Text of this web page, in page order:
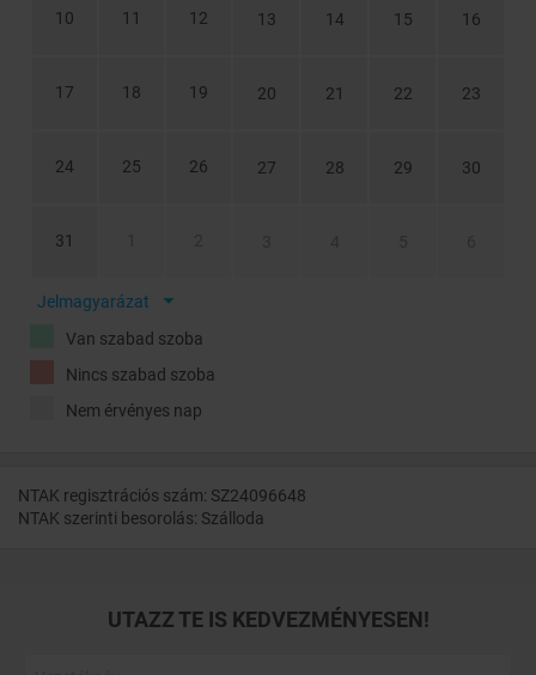
10 11 12 13 14 15 16
17 18 19 20 21 22 23
24 25 26 27 28 29 30
31
Jelmagyarázat
Van szabad szoba
Nincs szabad szoba
Nem érvényes nap
NTAK regisztrációs szám: SZ24096648
NTAK szerinti besorolás: Szálloda
UTAZZ TE IS KEDVEZMÉNYESEN!